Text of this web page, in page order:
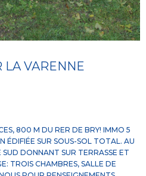
LA VARENNE
800 M DU RER DE BRY! IMMO 5
ÉDIFIÉE SUR SOUS-SOL TOTAL. AU
DONNANT SUR TERRASSE ET
TROIS CHAMBRES, SALLE DE